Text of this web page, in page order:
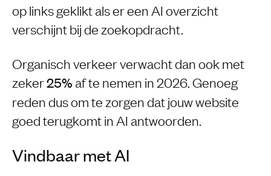
op links geklikt als er een AI overzicht
verschijnt bij de zoekopdracht.
Organisch verkeer verwacht dan ook met
zeker25% af te nemen in 2026. Genoeg
reden dus om te zorgen dat jouw website
goed terugkomt in AI antwoorden.
Vindbaar met AI